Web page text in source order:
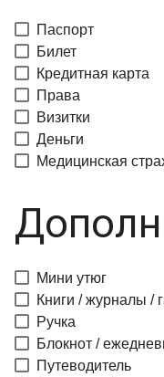
Паспорт
Билет
Кредитная карта
Права
Визитки
Деньги
Медицинская
Мини утюг
Книги / журналы /
Ручка
Блокнот /
Путеводитель